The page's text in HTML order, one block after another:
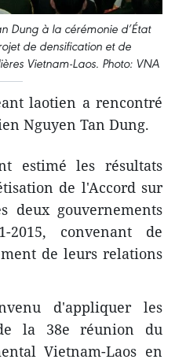
Dung à la cérémonie d’État
de densification et de
Vietnam-Laos. Photo: VNA
laotien a rencontré
Nguyen Tan Dung.
estimé les résultats
de l'Accord sur
deux gouvernements
convenant de
de leurs relations
d'appliquer les
la 38e réunion du
Vietnam-Laos en